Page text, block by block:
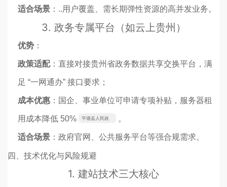
适合场景 ：..用户覆盖、需长期弹性资源的高并发业务。
3. 政务专属平台（如云上贵州）
优势 ：
政策适配：直接对接贵州省政务数据共享交换平台，满
足 “一网通办” 接口要求；
成本优惠 ：国企、事业单位可申请专项补贴，服务器租
用成本降低 50%
平塘县人民政
。
适合场景 ：政府官网、公共服务平台等强合规需求。
四、技术优化与风险规避
1. 建站技术三大核心